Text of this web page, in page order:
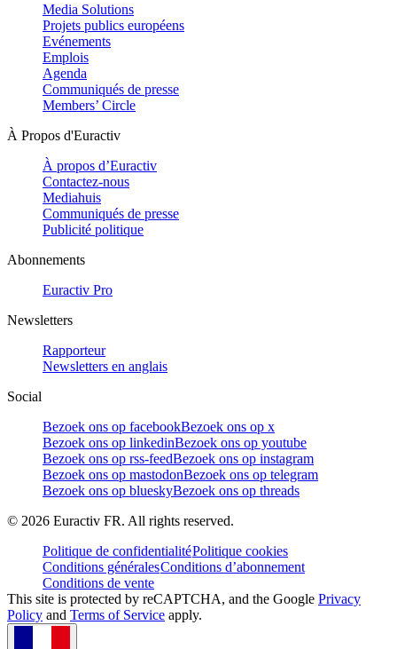
Media Solutions
Projets publics européens
Evénements
Emplois
Agenda
Communiqués de presse
Members’ Circle
À Propos d'Euractiv
À propos d’Euractiv
Contactez-nous
Mediahuis
Communiqués de presse
Publicité politique
Abonnements
Euractiv Pro
Newsletters
Rapporteur
Newsletters en anglais
Social
Bezoek ons op facebookBezoek ons op x
Bezoek ons op linkedinBezoek ons op youtube
Bezoek ons op rss-feedBezoek ons op instagram
Bezoek ons op mastodonBezoek ons op telegram
Bezoek ons op blueskyBezoek ons op threads
© 2026 Euractiv FR. All rights reserved.
Politique de confidentialitéPolitique cookies
Conditions généralesConditions d’abonnement
Conditions de vente
This site is protected by reCAPTCHA, and the Google Privacy
Policy and Terms of Service apply.